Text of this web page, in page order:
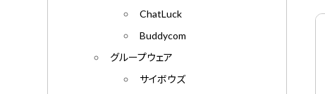
ChatLuck
Buddycom
グループウェア
サイボウズ